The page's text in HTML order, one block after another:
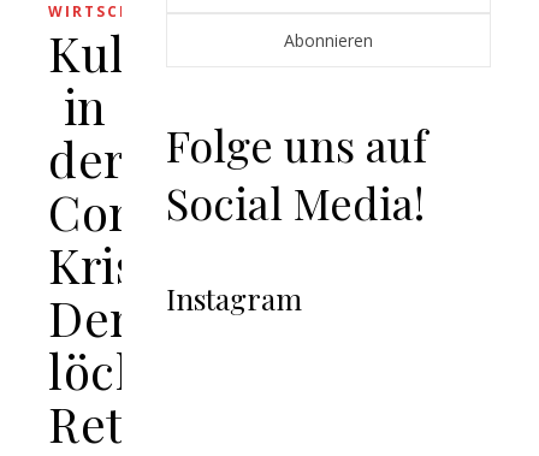
WIRTSCHAFT
Kultur
in
der
Corona-
Krise:
Der
löchrige
Rettungsschirm
Folge uns auf
Social Media!
Instagram